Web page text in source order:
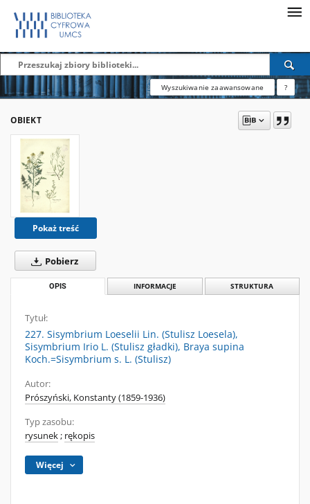
Wyszukiwanie zaawansowane ?
OBIEKT
Pokaż treść
Pobierz
OPIS INFORMACJE STRUKTURA
Tytuł:
227. Sisymbrium Loeselii Lin. (Stulisz Loesela),
Sisymbrium Irio L. (Stulisz gładki), Braya supina
Koch.=Sisymbrium s. L. (Stulisz)
Autor:
Prószyński, Konstanty (1859-1936)
Typ zasobu:
rysunek; rękopis
Więcej